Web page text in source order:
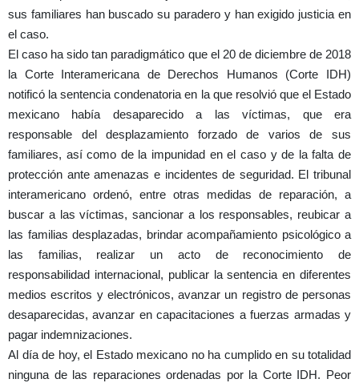
sus familiares han buscado su paradero y han exigido justicia en
el caso.
El caso ha sido tan paradigmático que el 20 de diciembre de 2018
la Corte Interamericana de Derechos Humanos (Corte IDH)
notificó la sentencia condenatoria en la que resolvió que el Estado
mexicano había desaparecido a las víctimas, que era
responsable del desplazamiento forzado de varios de sus
familiares, así como de la impunidad en el caso y de la falta de
protección ante amenazas e incidentes de seguridad. El tribunal
interamericano ordenó, entre otras medidas de reparación, a
buscar a las víctimas, sancionar a los responsables, reubicar a
las familias desplazadas, brindar acompañamiento psicológico a
las familias, realizar un acto de reconocimiento de
responsabilidad internacional, publicar la sentencia en diferentes
medios escritos y electrónicos, avanzar un registro de personas
desaparecidas, avanzar en capacitaciones a fuerzas armadas y
pagar indemnizaciones.
Al día de hoy, el Estado mexicano no ha cumplido en su totalidad
ninguna de las reparaciones ordenadas por la Corte IDH. Peor